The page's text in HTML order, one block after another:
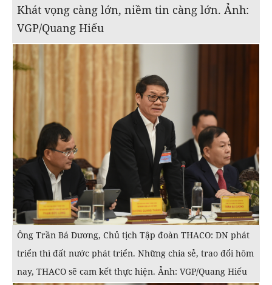
Khát vọng càng lớn, niềm tin càng lớn. Ảnh:
VGP/Quang Hiếu
Ông Trần Bá Dương, Chủ tịch Tập đoàn THACO: DN phát
triển thì đất nước phát triển. Những chia sẻ, trao đổi hôm
nay, THACO sẽ cam kết thực hiện. Ảnh: VGP/Quang Hiếu